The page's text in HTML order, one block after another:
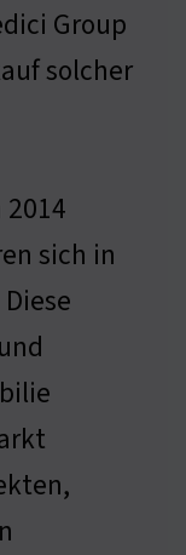
Group
solcher
sich in